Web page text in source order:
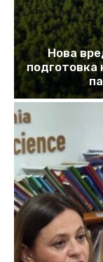
Нова
подготовка